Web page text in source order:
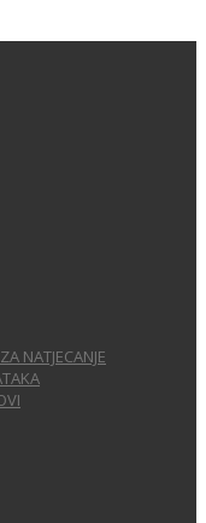
NATJECANJE